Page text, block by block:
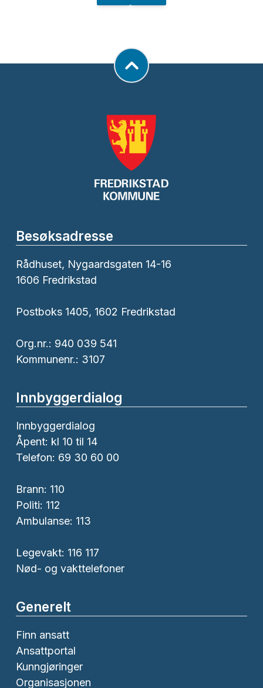
Besøksadresse
Rådhuset, Nygaardsgaten 14-16
1606 Fredrikstad
Postboks 1405, 1602 Fredrikstad
Org.nr.: 940 039 541
Kommunenr.: 3107
Innbyggerdialog
Innbyggerdialog
Åpent: kl 10 til 14
Telefon: 69 30 60 00
Brann: 110
Politi: 112
Ambulanse: 113
Legevakt: 116 117
Nød- og vakttelefoner
Generelt
Finn ansatt
Ansattportal
Kunngjøringer
Organisasjonen